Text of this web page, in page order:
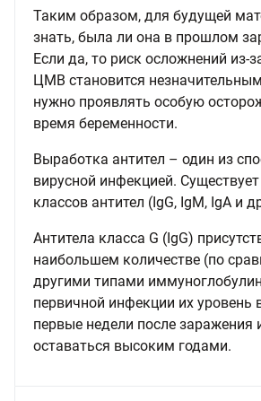
Таким образом, для будущей
знать, была ли она в прошлом
Если да, то риск осложнений из-
ЦМВ становится
нужно проявлять особую
время беременности.
Выработка антител – один из
вирусной инфекцией.
классов антител (IgG, IgM, IgA и
Антитела класса G (IgG)
наибольшем количестве (по
другими типами
первичной инфекции их уровень
первые недели после заражения
оставаться высоким годами.